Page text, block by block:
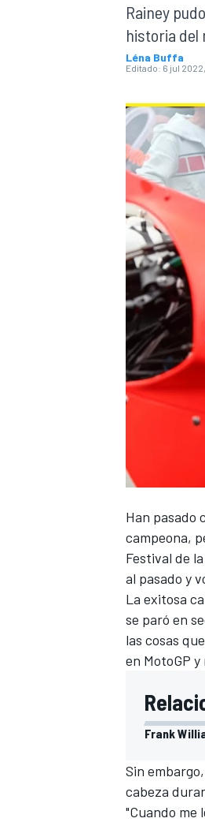
WEC
Rainey
historia del
Léna Buffa
Editado: 6 jul
Han pasado
campeona,
Festival de
al pasado y
La exitosa
se paró en
las cosas
en MotoGP y
Frank
Sin
cabeza
"Cuando me